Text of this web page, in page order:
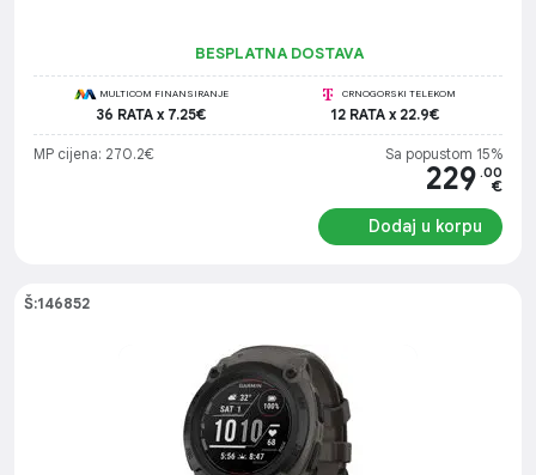
BESPLATNA DOSTAVA
MULTICOM FINANSIRANJE
36 RATA x 7.25€
CRNOGORSKI TELEKOM
12 RATA x 22.9€
MP cijena: 270.2€ Sa popustom 15%
229 .00
€
Dodaj u korpu
Š:146852